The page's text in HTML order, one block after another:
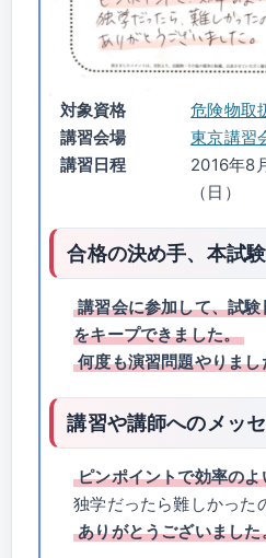
対象資格
危険物取
講習会場
東京講習
講習日程
2016年8
（日）
合格の決め手、本試
講習会に参加して、試
をキープできました。
何度も演習問題やりまし
講習や講師へのメッ
ピンポイントで効率の
独学だったら難しかった
ありがとうございました